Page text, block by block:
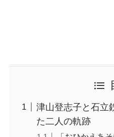
津山登志子と石立
た二人の軌跡